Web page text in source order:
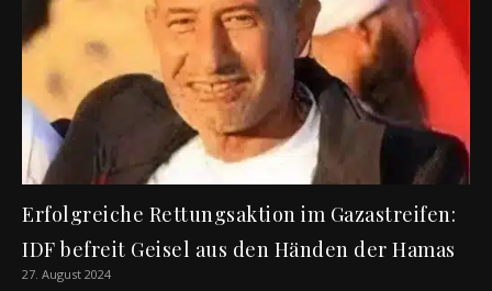
Erfolgreiche Rettungsaktion im Gazastreifen:
IDF befreit Geisel aus den Händen der Hamas
27. August 2024